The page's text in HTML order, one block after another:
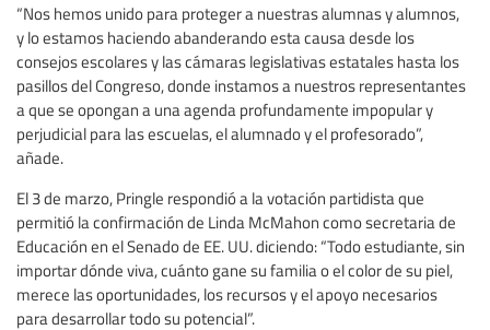
“Nos hemos unido para proteger a nuestras alumnas y alumnos,
y lo estamos haciendo abanderando esta causa desde los
consejos escolares y las cámaras legislativas estatales hasta los
pasillos del Congreso, donde instamos a nuestros representantes
a que se opongan a una agenda profundamente impopular y
perjudicial para las escuelas, el alumnado y el profesorado”,
añade.
El 3 de marzo, Pringle respondió a la votación partidista que
permitió la confirmación de Linda McMahon como secretaria de
Educación en el Senado de EE. UU. diciendo: “Todo estudiante, sin
importar dónde viva, cuánto gane su familia o el color de su piel,
merece las oportunidades, los recursos y el apoyo necesarios
para desarrollar todo su potencial”.